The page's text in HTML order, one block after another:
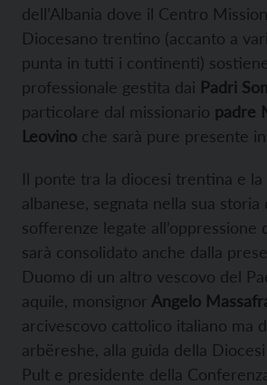
dell’Albania dove il Centro
Diocesano trentino (accanto a
punta in tutti i continenti)
professionale gestita dai Padri
particolare dal missionario padre
Leovino che sarà pure presente
Il ponte tra la diocesi trentina e la
albanese, segnata nella sua storia
sofferenze legate all’oppressione
sarà consolidato anche dalla
Duomo di un altro vescovo del
aquile, monsignor Angelo
arcivescovo cattolico italiano ma
arbëreshe, alla guida della
Pult e presidente della